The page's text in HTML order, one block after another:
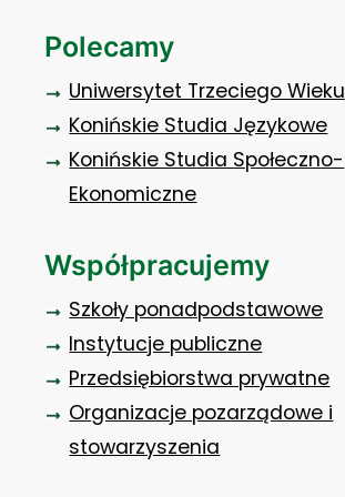
Polecamy
Uniwersytet Trzeciego Wieku
Konińskie Studia Językowe
Konińskie Studia Społeczno-
Ekonomiczne
Współpracujemy
Szkoły ponadpodstawowe
Instytucje publiczne
Przedsiębiorstwa prywatne
Organizacje pozarządowe i
stowarzyszenia